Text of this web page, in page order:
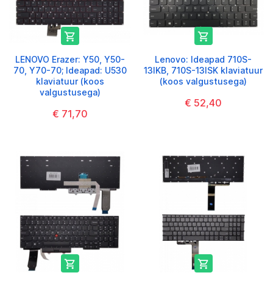

LENOVO Erazer: Y50, Y50-
70, Y70-70; Ideapad: U530
klaviatuur (koos
valgustusega)
€ 71,70

Lenovo: Ideapad 710S-
13IKB, 710S-13ISK klaviatuur
(koos valgustusega)
€ 52,40
 